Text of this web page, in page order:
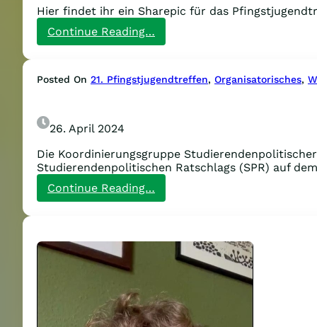
Hier findet ihr ein Sharepic für das
Continue Reading…
Sharepic
Posted On 21. Pfingstjugendtreffen, Organisatorisches,
26. April 2024
Die Koordinierungsgruppe
Studierendenpolitischen Ratschlags (SPR) auf
Continue Reading…
Auf
des
Studierendenpolitischen
Ratschlags